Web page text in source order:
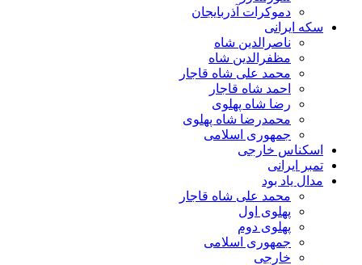
دموکرات آذربایجان
سکه ایرانی
ناصرالدین شاه
مظفرالدین شاه
محمد علی شاه قاجار
احمد شاه قاجار
رضا شاه پهلوی
محمدرضا شاه پهلوی
جمهوری اسلامی
اسکناس خارجی
تمبر ایرانی
مدال یاد بود
محمد علی شاه قاجار
پهلوی اول
پهلوی دوم
جمهوری اسلامی
خارجی